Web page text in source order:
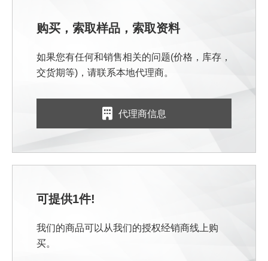
购买，索取样品，索取资料
如果您有任何和销售相关的问题(价格，库存，
交货期等)，请联系本地代理商。
代理商信息
可提供1件!
我们的商品可以从我们的授权经销商线上购
买。